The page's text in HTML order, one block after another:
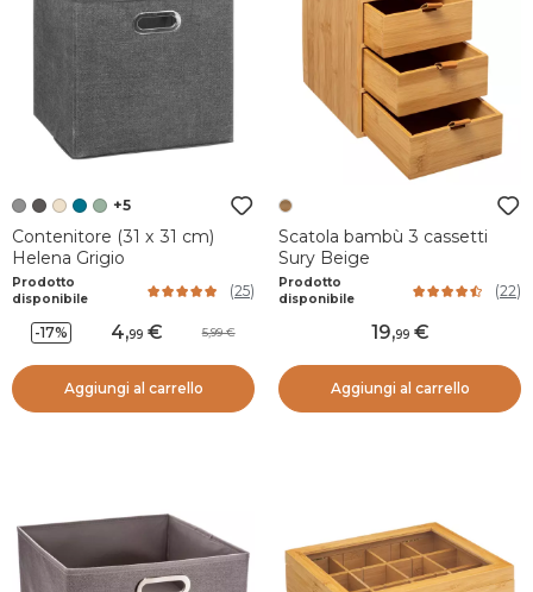
+5
Contenitore (31 x 31 cm)
Helena Grigio
Prodotto
disponibile
(25)
-17% 4,99 5,99
Aggiungi al carrello
Scatola bambù 3 cassetti
Sury Beige
Prodotto
disponibile
(22)
19,99
Aggiungi al carrello